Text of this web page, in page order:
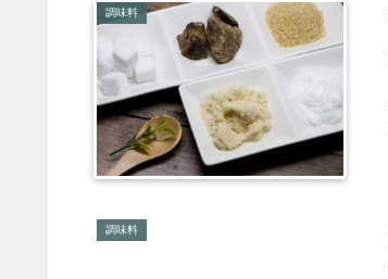
調味料
調味料